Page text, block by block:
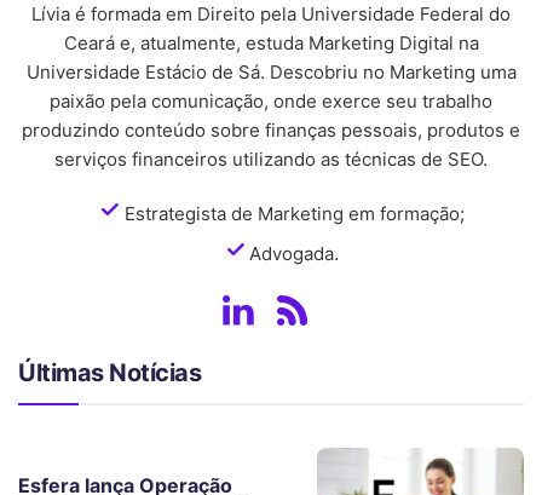
Lívia é formada em Direito pela Universidade Federal do
Ceará e, atualmente, estuda Marketing Digital na
Universidade Estácio de Sá. Descobriu no Marketing uma
paixão pela comunicação, onde exerce seu trabalho
produzindo conteúdo sobre finanças pessoais, produtos e
serviços financeiros utilizando as técnicas de SEO.
Estrategista de Marketing em formação;
Advogada.
Últimas Notícias
Esfera lança Operação